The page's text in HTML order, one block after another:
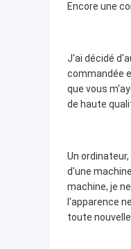
Encore une
J'ai décidé
commandée
que vous
de haute
Un
d'une
machine, je
l'apparence
toute